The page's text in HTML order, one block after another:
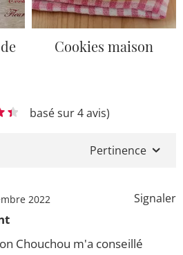
Cookies maison
basé sur 4 avis)
Pertinence
Signaler
2022
Chouchou m'a conseillé